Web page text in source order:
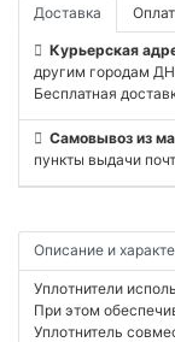
Доставка
Курьерская
другим городам
Бесплатная
Самовывоз из
пункты выдачи
Описание и
Уплотнители
При этом
Уплотнитель